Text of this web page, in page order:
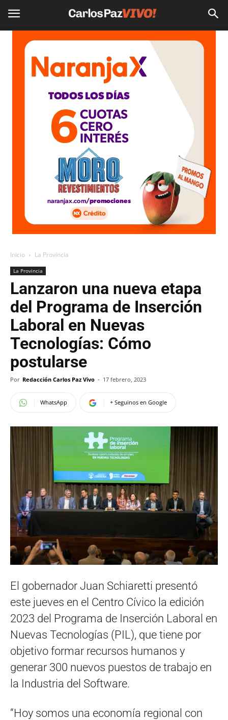
Inicio La Provincia
La Provincia
Lanzaron una nueva etapa
del Programa de Inserción
Laboral en Nuevas
Tecnologías: Cómo
postularse
Por Redacción Carlos Paz Vivo - 17 febrero, 2023
WhatsApp + Seguinos en Google
El gobernador Juan Schiaretti presentó
este jueves en el Centro Cívico la edición
2023 del Programa de Inserción Laboral en
Nuevas Tecnologías (PIL), que tiene por
objetivo formar recursos humanos y
generar 300 nuevos puestos de trabajo en
la Industria del Software.
“Hoy somos una economía regional con